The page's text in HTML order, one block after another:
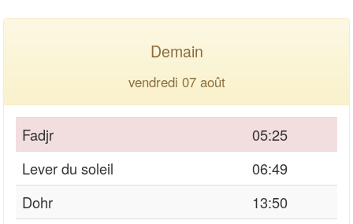
Demain
vendredi 07 août
Fadjr
05:25
Lever du soleil
06:49
Dohr
13:50